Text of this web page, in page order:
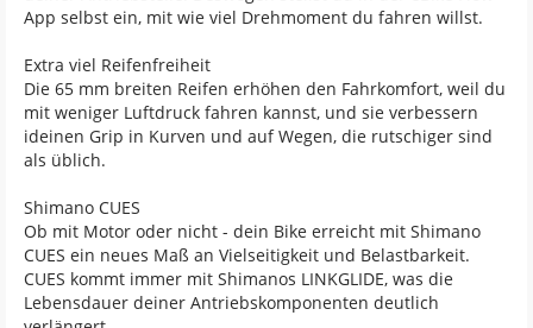
App selbst ein, mit wie viel Drehmoment du fahren willst.
Extra viel Reifenfreiheit
Die 65 mm breiten Reifen erhöhen den Fahrkomfort, weil du
mit weniger Luftdruck fahren kannst, und sie verbessern
ideinen Grip in Kurven und auf Wegen, die rutschiger sind
als üblich.
Shimano CUES
Ob mit Motor oder nicht - dein Bike erreicht mit Shimano
CUES ein neues Maß an Vielseitigkeit und Belastbarkeit.
CUES kommt immer mit Shimanos LINKGLIDE, was die
Lebensdauer deiner Antriebskomponenten deutlich